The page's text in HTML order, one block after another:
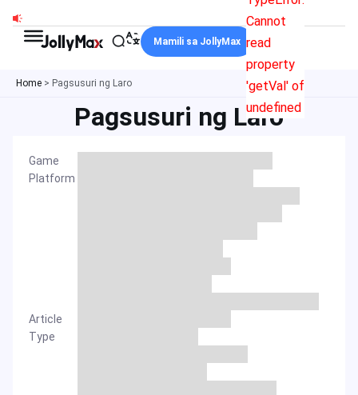
content
Cannot
read
property
'getVal' of
undefined
Mamili sa JollyMax
Home > Pagsusuri ng Laro
Pagsusuri ng Laro
Game
Platform
Article
Type